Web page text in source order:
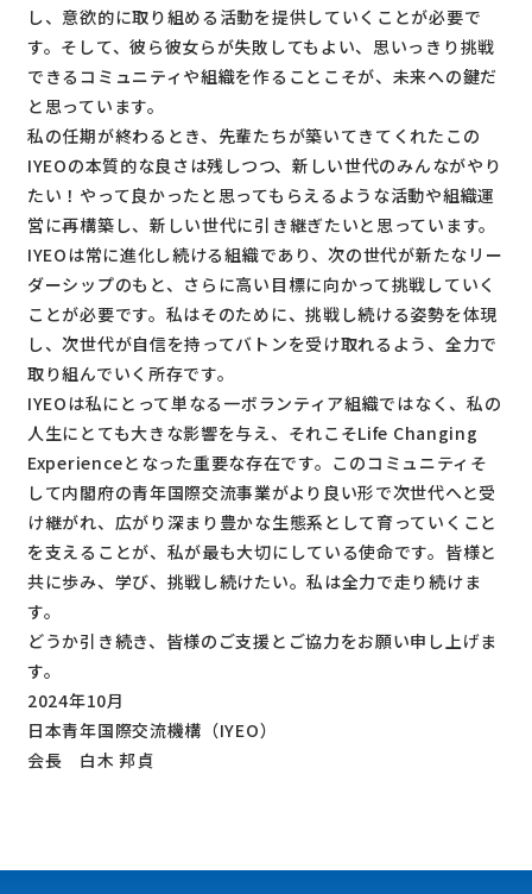
し、意欲的に取り組める活動を提供していくことが必要で
す。そして、彼ら彼女らが失敗してもよい、思いっきり挑戦
できるコミュニティや組織を作ることこそが、未来への鍵だ
と思っています。
私の任期が終わるとき、先輩たちが築いてきてくれたこの
IYEOの本質的な良さは残しつつ、新しい世代のみんながやり
たい！やって良かったと思ってもらえるような活動や組織運
営に再構築し、新しい世代に引き継ぎたいと思っています。
IYEOは常に進化し続ける組織であり、次の世代が新たなリー
ダーシップのもと、さらに高い目標に向かって挑戦していく
ことが必要です。私はそのために、挑戦し続ける姿勢を体現
し、次世代が自信を持ってバトンを受け取れるよう、全力で
取り組んでいく所存です。
IYEOは私にとって単なる一ボランティア組織ではなく、私の
人生にとても大きな影響を与え、それこそLife Changing
Experienceとなった重要な存在です。このコミュニティそ
して内閣府の青年国際交流事業がより良い形で次世代へと受
け継がれ、広がり深まり豊かな生態系として育っていくこと
を支えることが、私が最も大切にしている使命です。皆様と
共に歩み、学び、挑戦し続けたい。私は全力で走り続けま
す。
どうか引き続き、皆様のご支援とご協力をお願い申し上げま
す。
2024年10月
日本青年国際交流機構（IYEO）
会長 白木 邦貞